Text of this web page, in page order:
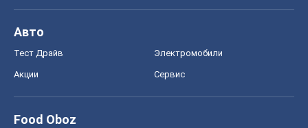
Авто
Тест Драйв Электромобили
Акции Сервис
Food Oboz